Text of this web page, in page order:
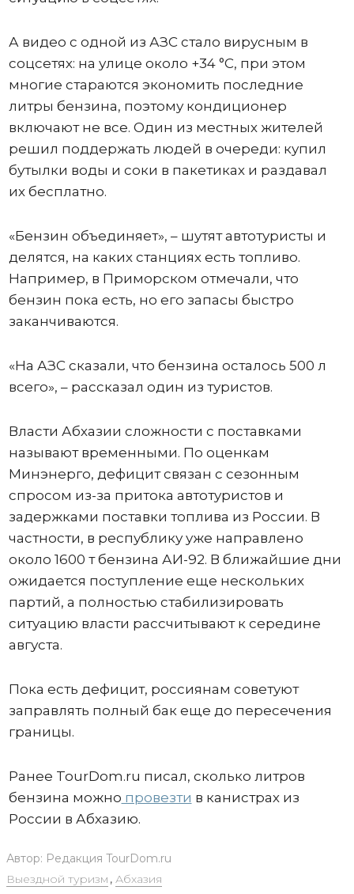
А видео с одной из АЗС стало вирусным в
соцсетях: на улице около +34 °C, при этом
многие стараются экономить последние
литры бензина, поэтому кондиционер
включают не все. Один из местных жителей
решил поддержать людей в очереди: купил
бутылки воды и соки в пакетиках и раздавал
их бесплатно.
«Бензин объединяет», – шутят автотуристы и
делятся, на каких станциях есть топливо.
Например, в Приморском отмечали, что
бензин пока есть, но его запасы быстро
заканчиваются.
«На АЗС сказали, что бензина осталось 500 л
всего», – рассказал один из туристов.
Власти Абхазии сложности с поставками
называют временными. По оценкам
Минэнерго, дефицит связан с сезонным
спросом из-за притока автотуристов и
задержками поставки топлива из России. В
частности, в республику уже направлено
около 1600 т бензина АИ-92. В ближайшие дни
ожидается поступление еще нескольких
партий, а полностью стабилизировать
ситуацию власти рассчитывают к середине
августа.
Пока есть дефицит, россиянам советуют
заправлять полный бак еще до пересечения
границы.
Ранее TourDom.ru писал, сколько литров
бензина можно провезти в канистрах из
России в Абхазию.
Автор: Редакция TourDom.ru
Выездной туризм , Абхазия